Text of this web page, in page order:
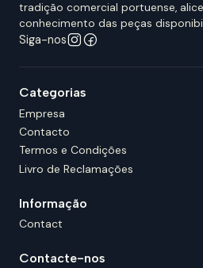
tradição comercial portuense,
conhecimento das peças
Siga-nos
Categorias
Empresa
Contacto
Termos e Condições
Livro de Reclamações
Informação
Contact
Contacte-nos